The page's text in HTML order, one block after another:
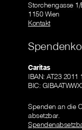
Storchengasse 1/
1150 Wien
Kontakt
Caritas
IBAN: AT23 2011
BIC:
Spenden an die
absetzbar.